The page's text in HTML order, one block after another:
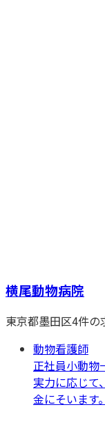
横尾動物病院
東京都墨田区4件の
動物看護師
正社員小動物
実力に応じて
金にそいます。